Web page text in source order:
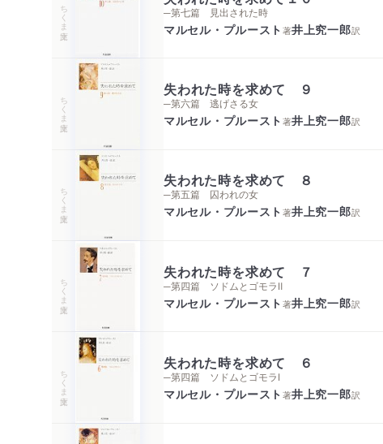
ちくま文庫 ─第七篇 見出された時
マルセル・プルースト 著井上究一郎訳
ちくま文庫
失われた時を求めて ９
─第六篇 逃げさる女
マルセル・プルースト 著井上究一郎訳
ちくま文庫
失われた時を求めて ８
─第五篇 囚われの女
マルセル・プルースト 著井上究一郎訳
ちくま文庫
失われた時を求めて ７
─第四篇 ソドムとゴモラⅡ
マルセル・プルースト 著井上究一郎訳
ちくま文庫
失われた時を求めて ６
─第四篇 ソドムとゴモラⅠ
マルセル・プルースト 著井上究一郎訳